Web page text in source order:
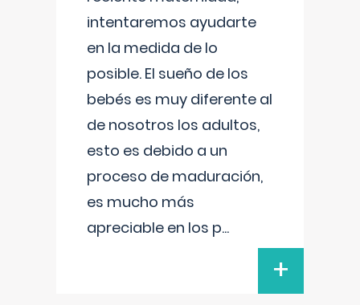
intentaremos ayudarte
en la medida de lo
posible. El sueño de los
bebés es muy diferente al
de nosotros los adultos,
esto es debido a un
proceso de maduración,
es mucho más
apreciable en los p...
+